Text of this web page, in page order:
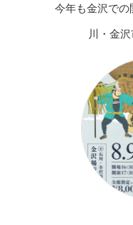
今年も金沢で
川・金